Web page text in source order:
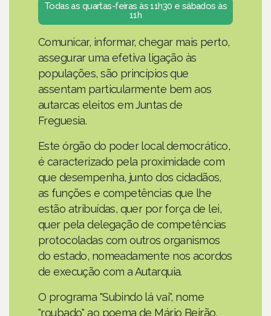
Todas as quartas-feiras às 11h30 e sábados às
11h
Comunicar, informar, chegar mais perto,
assegurar uma efetiva ligação às
populações, são princípios que
assentam particularmente bem aos
autarcas eleitos em Juntas de
Freguesia.
Este órgão do poder local democrático,
é caracterizado pela proximidade com
que desempenha, junto dos cidadãos,
as funções e competências que lhe
estão atribuídas, quer por força de lei,
quer pela delegação de competências
protocoladas com outros organismos
do estado, nomeadamente nos acordos
de execução com a Autarquia.
O programa "Subindo lá vai", nome
"roubado" ao poema de Mário Beirão,